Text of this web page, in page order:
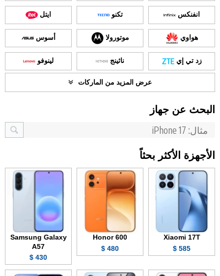
انفنكس تكنو ايتل
هواوي موتورولا أسوس
زد تي إي ناثينج لينوفو
عرض المزيد من الماركات
البحث عن جهاز
الأجهزة الأكثر بحثاً
Xiaomi 17T
585 $
Honor 600
480 $
Samsung Galaxy
A57
430 $